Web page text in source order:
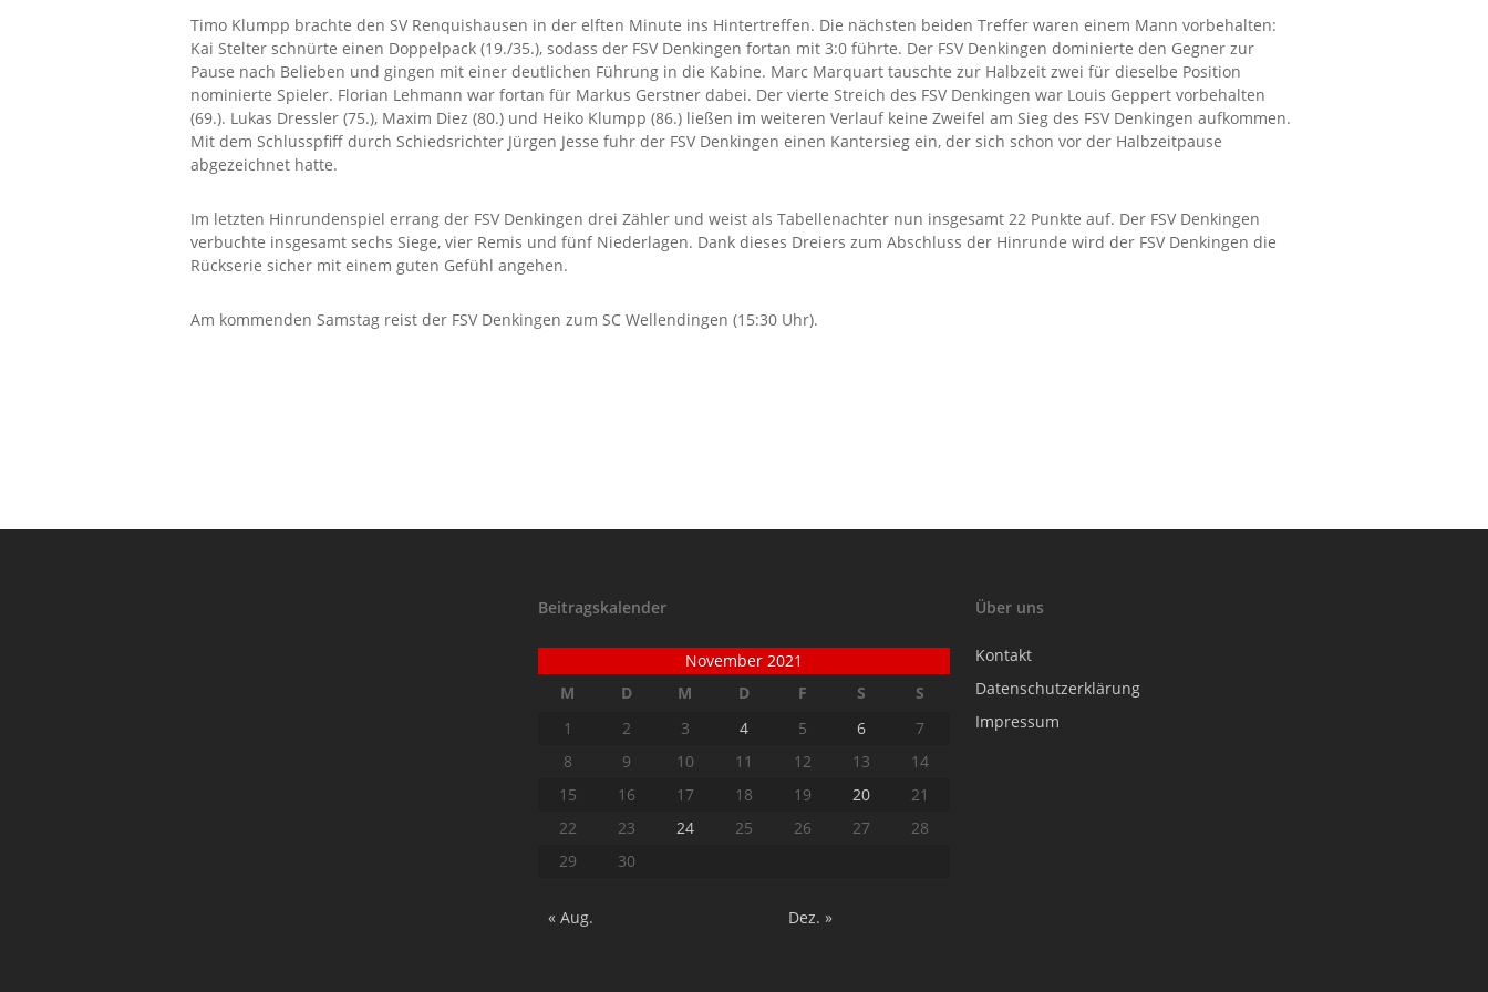
Timo Klumpp brachte den SV Renquishausen in der elften Minute ins Hintertreffen. Die nächsten beiden Treffer waren einem Mann vorbehalten:
Kai Stelter schnürte einen Doppelpack (19./35.), sodass der FSV Denkingen fortan mit 3:0 führte. Der FSV Denkingen dominierte den Gegner zur
Pause nach Belieben und gingen mit einer deutlichen Führung in die Kabine. Marc Marquart tauschte zur Halbzeit zwei für dieselbe Position
nominierte Spieler. Florian Lehmann war fortan für Markus Gerstner dabei. Der vierte Streich des FSV Denkingen war Louis Geppert vorbehalten
(69.). Lukas Dressler (75.), Maxim Diez (80.) und Heiko Klumpp (86.) ließen im weiteren Verlauf keine Zweifel am Sieg des FSV Denkingen aufkommen.
Mit dem Schlusspfiff durch Schiedsrichter Jürgen Jesse fuhr der FSV Denkingen einen Kantersieg ein, der sich schon vor der Halbzeitpause
abgezeichnet hatte.
Im letzten Hinrundenspiel errang der FSV Denkingen drei Zähler und weist als Tabellenachter nun insgesamt 22 Punkte auf. Der FSV Denkingen
verbuchte insgesamt sechs Siege, vier Remis und fünf Niederlagen. Dank dieses Dreiers zum Abschluss der Hinrunde wird der FSV Denkingen die
Rückserie sicher mit einem guten Gefühl angehen.
Am kommenden Samstag reist der FSV Denkingen zum SC Wellendingen (15:30 Uhr).
Beitragskalender
November 2021
M
D M D F S
S
1
2 3 4 5 6
7
8
9 10 11 12 13
14
15
16 17 18 19 20
21
22
23 24 25 26 27
28
29
30
« Aug. Dez. »
Über uns
Kontakt
Datenschutzerklärung
Impressum